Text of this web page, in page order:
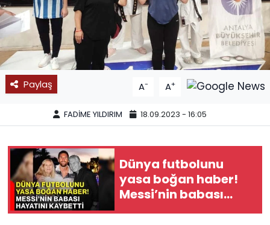
Paylaş A- A+
FADİME YILDIRIM 18.09.2023 - 16:05
Dünya futbolunu
yasa boğan haber!
Messi’nin babası
hayatını kaybetti
11:11 MANŞET